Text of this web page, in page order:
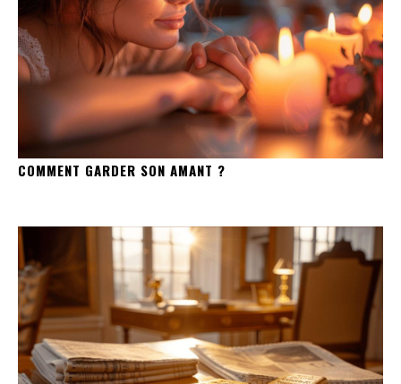
COMMENT GARDER SON AMANT ?